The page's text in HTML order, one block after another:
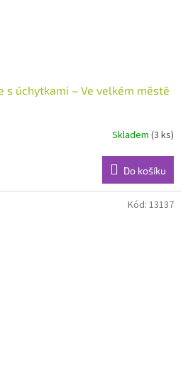
s úchytkami – Ve velkém městě
Skladem (3 ks)
Do košíku
Kód: 13137